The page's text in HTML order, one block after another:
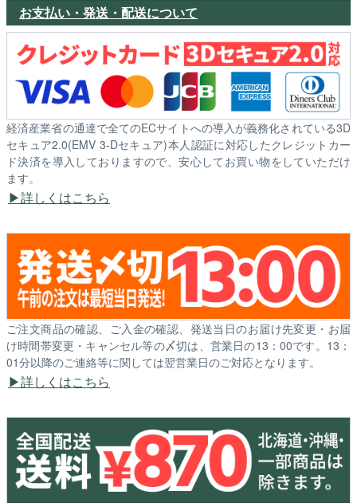
お支払い・発送・配送について
経済産業省の通達で全てのECサイトへの導入が義務化されている3D
セキュア2.0(EMV 3-Dセキュア)本人認証に対応したクレジットカー
ド決済を導入しておりますので、安心してお買い物をしていただけ
ます。
詳しくはこちら
ご注文商品の確認、ご入金の確認、発送当日のお届け先変更・お届
け時間帯変更・キャンセル等の〆切は、営業日の13：00です。13：
01分以降のご連絡等に関しては翌営業日のご対応となります。
詳しくはこちら